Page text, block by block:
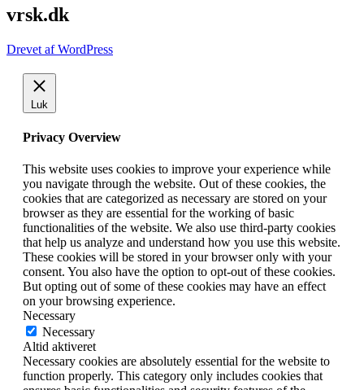
vrsk.dk
Drevet af WordPress
Luk
Privacy Overview
This website uses cookies to improve your experience while
you navigate through the website. Out of these cookies, the
cookies that are categorized as necessary are stored on your
browser as they are essential for the working of basic
functionalities of the website. We also use third-party cookies
that help us analyze and understand how you use this website.
These cookies will be stored in your browser only with your
consent. You also have the option to opt-out of these cookies.
But opting out of some of these cookies may have an effect
on your browsing experience.
Necessary
Necessary
Altid aktiveret
Necessary cookies are absolutely essential for the website to
function properly. This category only includes cookies that